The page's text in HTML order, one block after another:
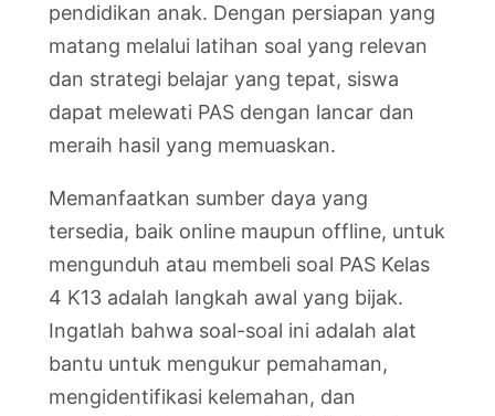
pendidikan anak. Dengan persiapan yang
matang melalui latihan soal yang relevan
dan strategi belajar yang tepat, siswa
dapat melewati PAS dengan lancar dan
meraih hasil yang memuaskan.
Memanfaatkan sumber daya yang
tersedia, baik online maupun offline, untuk
mengunduh atau membeli soal PAS Kelas
4 K13 adalah langkah awal yang bijak.
Ingatlah bahwa soal-soal ini adalah alat
bantu untuk mengukur pemahaman,
mengidentifikasi kelemahan, dan